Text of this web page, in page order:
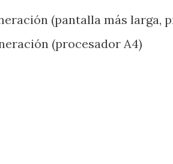
(pantalla más larga,
(procesador A4)